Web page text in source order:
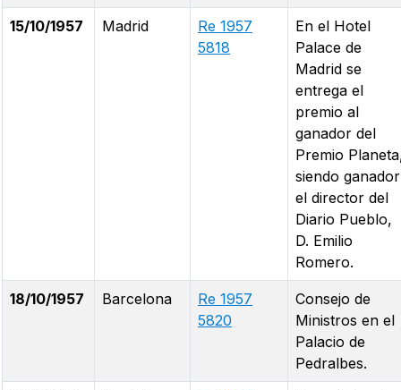
15/10/1957 Madrid
Re 1957
5818
En el Hotel
Palace de
Madrid se
entrega el
premio al
ganador del
Premio
siendo ganador
el director del
Diario Pueblo,
D. Emilio
Romero.
18/10/1957 Barcelona
Re 1957
5820
Consejo de
Ministros en el
Palacio de
Pedralbes.